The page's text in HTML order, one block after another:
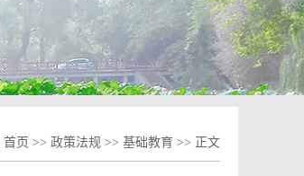
首页 >> 政策法规 >> 基础教育 >> 正文